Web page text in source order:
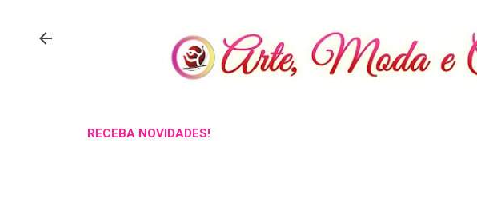
RECEBA NOVIDADES!